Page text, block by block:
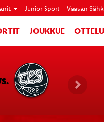
Junior Sport Vaasan
JOUKKUE